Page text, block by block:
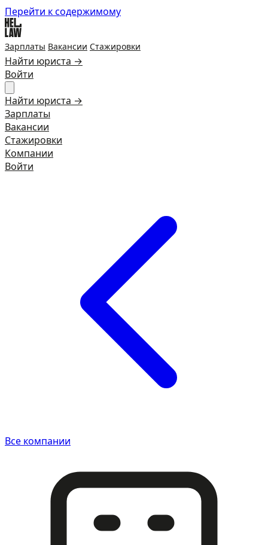
Перейти к содержимому
Зарплаты Вакансии Стажировки
Найти юриста →
Войти
Найти юриста →
Зарплаты
Вакансии
Стажировки
Компании
Войти
Все компании